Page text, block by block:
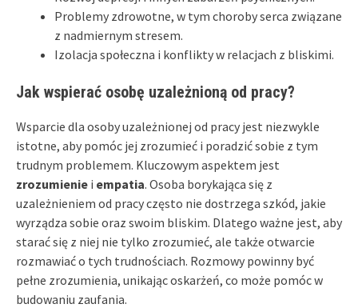
Problemy zdrowotne, w tym choroby serca związane
z nadmiernym stresem.
Izolacja społeczna i konflikty w relacjach z bliskimi.
Jak wspierać osobę uzależnioną od pracy?
Wsparcie dla osoby uzależnionej od pracy jest niezwykle
istotne, aby pomóc jej zrozumieć i poradzić sobie z tym
trudnym problemem. Kluczowym aspektem jest
zrozumienie i empatia. Osoba borykająca się z
uzależnieniem od pracy często nie dostrzega szkód, jakie
wyrządza sobie oraz swoim bliskim. Dlatego ważne jest, aby
starać się z niej nie tylko zrozumieć, ale także otwarcie
rozmawiać o tych trudnościach. Rozmowy powinny być
pełne zrozumienia, unikając oskarżeń, co może pomóc w
budowaniu zaufania.